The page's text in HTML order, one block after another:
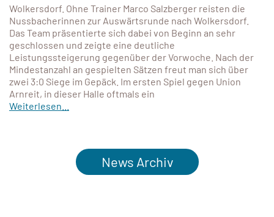
Wolkersdorf. Ohne Trainer Marco Salzberger reisten die
Nussbacherinnen zur Auswärtsrunde nach Wolkersdorf.
Das Team präsentierte sich dabei von Beginn an sehr
geschlossen und zeigte eine deutliche
Leistungssteigerung gegenüber der Vorwoche. Nach der
Mindestanzahl an gespielten Sätzen freut man sich über
zwei 3:0 Siege im Gepäck. Im ersten Spiel gegen Union
Arnreit, in dieser Halle oftmals ein
Weiterlesen...
News Archiv